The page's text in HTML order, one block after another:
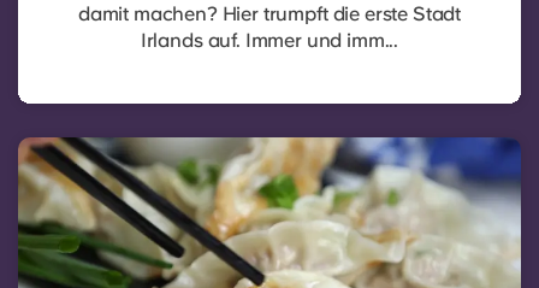
damit machen? Hier trumpft die erste Stadt
Irlands auf. Immer und imm...